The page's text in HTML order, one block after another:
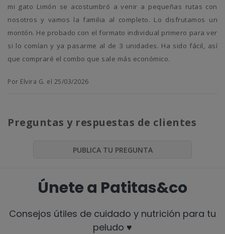
mi gato Limón se acostumbró a venir a pequeñas rutas con
nosotros y vamos la familia al completo. Lo disfrutamos un
montón. He probado con el formato individual primero para ver
si lo comían y ya pasarme al de 3 unidades. Ha sido fácil, así
que compraré el combo que sale más económico.
Por Elvira G. el 25/03/2026
Preguntas y respuestas de clientes
PUBLICA TU PREGUNTA
Únete a Patitas&co
Consejos útiles de cuidado y nutrición para tu
peludo ♥️